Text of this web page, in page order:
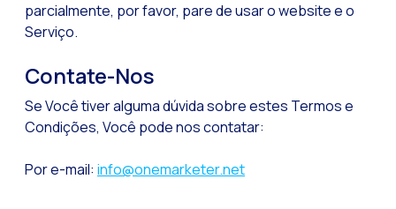
parcialmente, por favor, pare de usar o website e o
Serviço.
Contate-Nos
Se Você tiver alguma dúvida sobre estes Termos e
Condições, Você pode nos contatar:
Por e-mail: info@onemarketer.net